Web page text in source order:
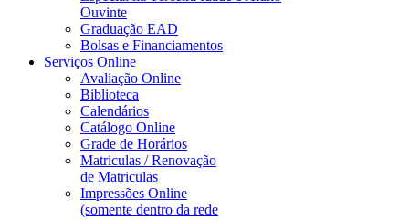
Ouvinte
Graduação EAD
Bolsas e Financiamentos
Serviços Online
Avaliação Online
Biblioteca
Calendários
Catálogo Online
Grade de Horários
Matriculas / Renovação
de Matriculas
Impressões Online
(somente dentro da rede